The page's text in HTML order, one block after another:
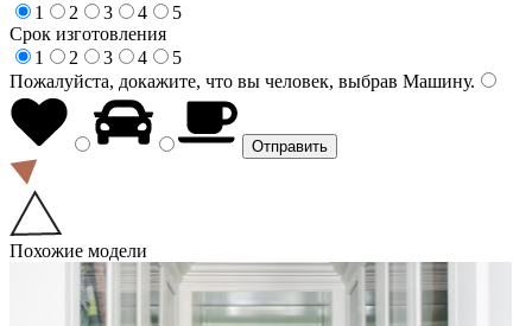
1
2 3 4
5
Срок изготовления
1
2 3 4
5
Пожалуйста, докажите, что вы человек, выбрав Машину.
Похожие модели